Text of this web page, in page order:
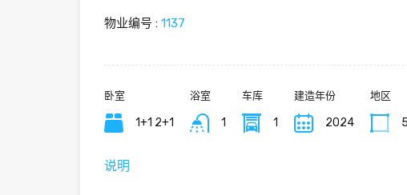
物业编号 : 1137
卧室
1+1 2+1
浴室
1
车库
1
建造年份
2024
地区
说明